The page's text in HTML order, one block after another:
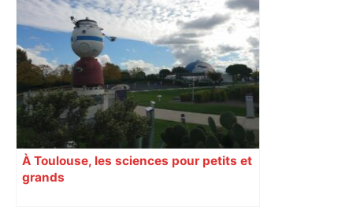
À Toulouse, les sciences pour petits et
grands